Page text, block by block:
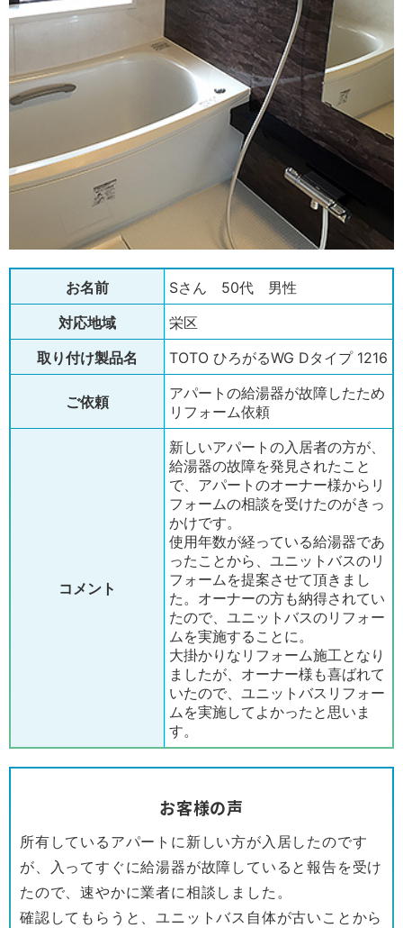
お名前
Sさん 50代 男性
対応地域
栄区
取り付け製品名
TOTO ひろがるWG Dタイプ 1216
ご依頼
アパートの給湯器が故障したため
リフォーム依頼
コメント
新しいアパートの入居者の方が、
給湯器の故障を発見されたこと
で、アパートのオーナー様からリ
フォームの相談を受けたのがきっ
かけです。
使用年数が経っている給湯器であ
ったことから、ユニットバスのリ
フォームを提案させて頂きまし
た。オーナーの方も納得されてい
たので、ユニットバスのリフォー
ムを実施することに。
大掛かりなリフォーム施工となり
ましたが、オーナー様も喜ばれて
いたので、ユニットバスリフォー
ムを実施してよかったと思いま
す。
お客様の声
所有しているアパートに新しい方が入居したのです
が、入ってすぐに給湯器が故障していると報告を受け
たので、速やかに業者に相談しました。
確認してもらうと、ユニットバス自体が古いことから